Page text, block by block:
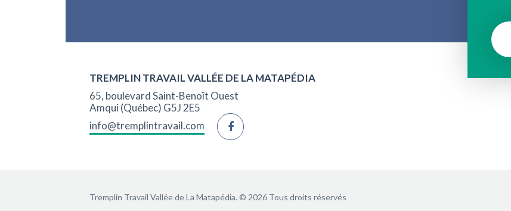
TREMPLIN TRAVAIL VALLÉE DE LA MATAPÉDIA
65, boulevard Saint-Benoît Ouest
Amqui (Québec) G5J 2E5
info@tremplintravail.com
Tremplin Travail Vallée de La Matapédia. © 2026 Tous droits réservés